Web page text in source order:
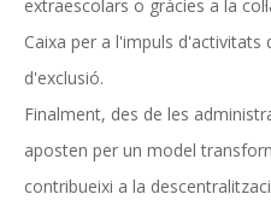
extraescolars o gràcies a la
Caixa per a l'impuls d'activitats
d'exclusió.
Finalment, des de les
aposten per un model
contribueixi a la